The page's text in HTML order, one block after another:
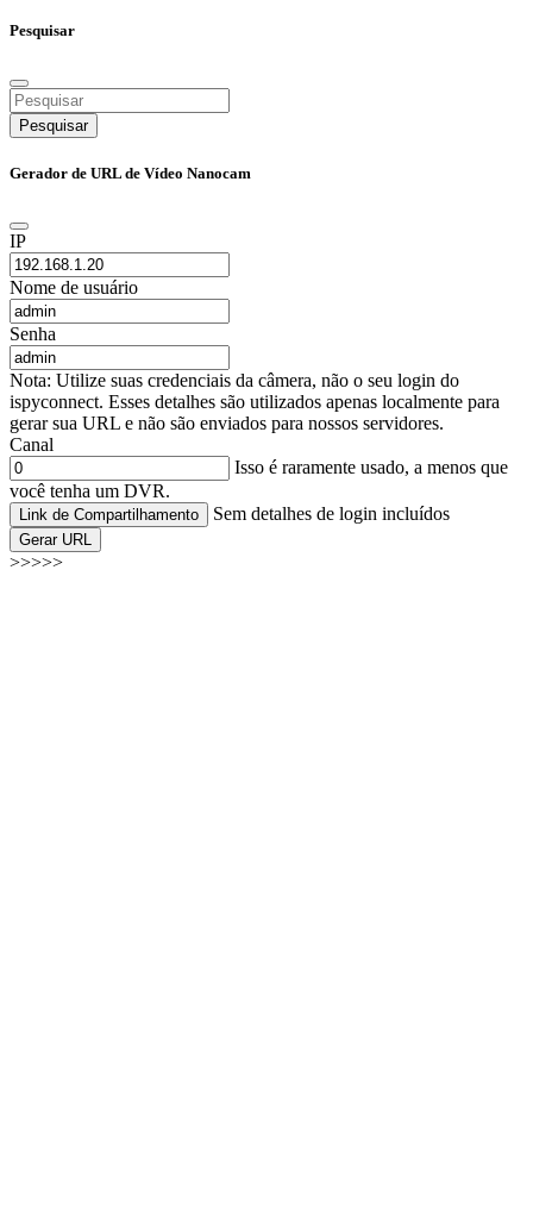
Pesquisar
Pesquisar
Gerador de URL de Vídeo Nanocam
IP
Nome de usuário
Senha
Nota: Utilize suas credenciais da câmera, não o seu login do
ispyconnect. Esses detalhes são utilizados apenas localmente para
gerar sua URL e não são enviados para nossos servidores.
Canal
Isso é raramente usado, a menos que
você tenha um DVR.
Link de Compartilhamento Sem detalhes de login incluídos
Gerar URL
>>>>>